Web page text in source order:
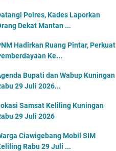
Polres, Kades Laporkan
Dekat Mantan ...
Hadirkan Ruang Pintar, Perkuat
Ke...
Bupati dan Wabup Kuningan
29 Juli 2026...
Samsat Keliling Kuningan
29 Juli 2026
Ciawigebang Mobil SIM
Rabu 29 Juli ...